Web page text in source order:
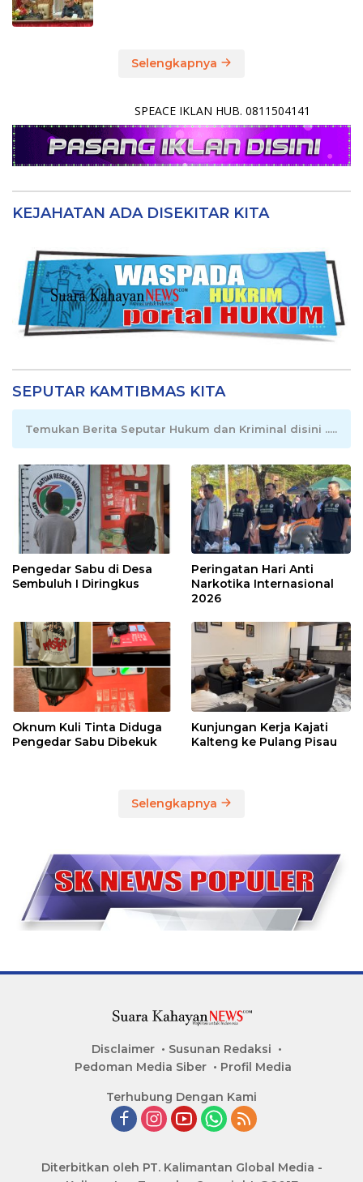
Selengkapnya
SPEACE IKLAN HUB. 0811504141
KEJAHATAN ADA DISEKITAR KITA
SEPUTAR KAMTIBMAS KITA
Temukan Berita Seputar Hukum dan Kriminal disini .....
Pengedar Sabu di Desa
Sembuluh I Diringkus
Peringatan Hari Anti
Narkotika Internasional
2026
Oknum Kuli Tinta Diduga
Pengedar Sabu Dibekuk
Kunjungan Kerja Kajati
Kalteng ke Pulang Pisau
Selengkapnya
Disclaimer
Susunan Redaksi
Pedoman Media Siber
Profil Media
Terhubung Dengan Kami
Diterbitkan oleh PT. Kalimantan Global Media -